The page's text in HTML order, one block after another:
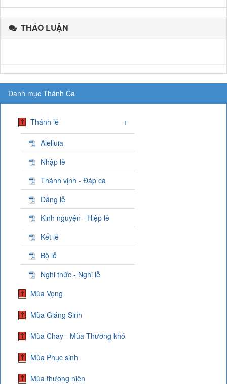
THẢO LUẬN
Danh mục Thánh Ca
Thánh lễ +
Alelluia
Nhập lễ
Thánh vịnh - Đáp ca
Dâng lễ
Kinh nguyện - Hiệp lễ
Kết lễ
Bộ lễ
Nghi thức - Nghi lễ
Mùa Vọng
Mùa Giáng Sinh
Mùa Chay - Mùa Thương khó
Mùa Phục sinh
Mùa thường niên